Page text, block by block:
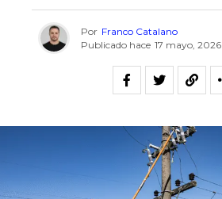
Por Franco Catalano
Publicado hace 17 mayo, 2026